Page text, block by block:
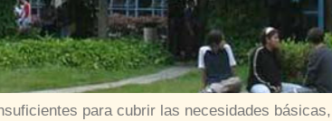
para cubrir las necesidades